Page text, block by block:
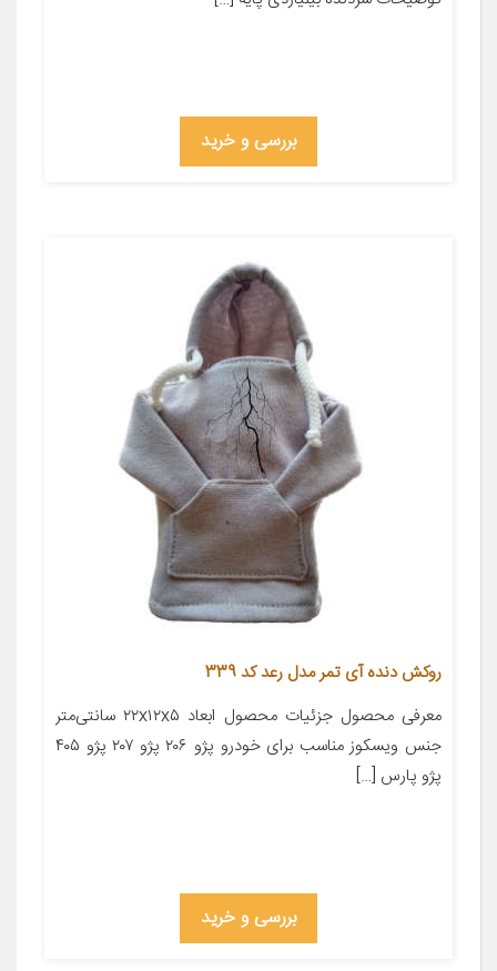
بررسی و خرید
روکش دنده آی تمر مدل رعد کد 339
معرفی محصول جزئیات محصول ابعاد ۲۲x۱۲x۵ سانتی‌متر
جنس ویسکوز مناسب برای خودرو پژو ۲۰۶ پژو ۲۰۷ پژو ۴۰۵
پژو پارس […]
بررسی و خرید